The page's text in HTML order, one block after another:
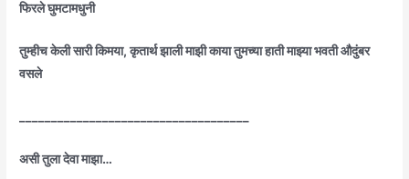
फिरले घुमटामधुनी
तुम्हीच केली सारी किमया, कृतार्थ झाली माझी काया तुमच्या हाती माझ्या भवती औदुंबर
वसले
असी तुला देवा माझा…